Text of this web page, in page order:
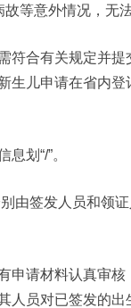
等意外情况，无
符合有关规定并
儿申请在省内登
划“/”。
别由签发人员和领
申请材料认真审
员对已签发的出